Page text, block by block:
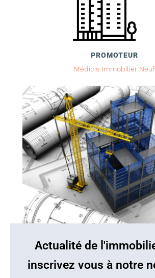
PROMOTEUR
Médicis Immobilier Neuf
Actualité de
inscrivez vous à notre